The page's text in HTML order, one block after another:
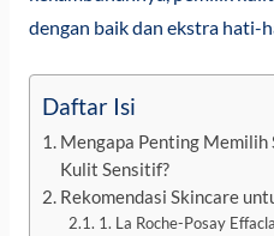
dengan baik dan ekstra hati-
Daftar Isi
Mengapa Penting Memilih
Kulit Sensitif?
Rekomendasi Skincare
1. La Roche-Posay